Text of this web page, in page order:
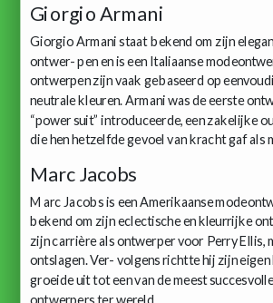
Giorgio Armani
Giorgio Armani staat bekend om zijn
ontwer- pen en is een Italiaanse
ontwerpen zijn vaak gebaseerd op
neutrale kleuren. Armani was de eerste
“power suit” introduceerde, een zakelijke
die hen hetzelfde gevoel van kracht gaf als
Marc Jacobs
Marc Jacobs is een Amerikaanse
bekend om zijn eclectische en kleurrijke
zijn carrière als ontwerper voor Perry Ellis,
ontslagen. Ver- volgens richtte hij zijn eigen
groeide uit tot een van de meest
ontwerpers ter wereld.